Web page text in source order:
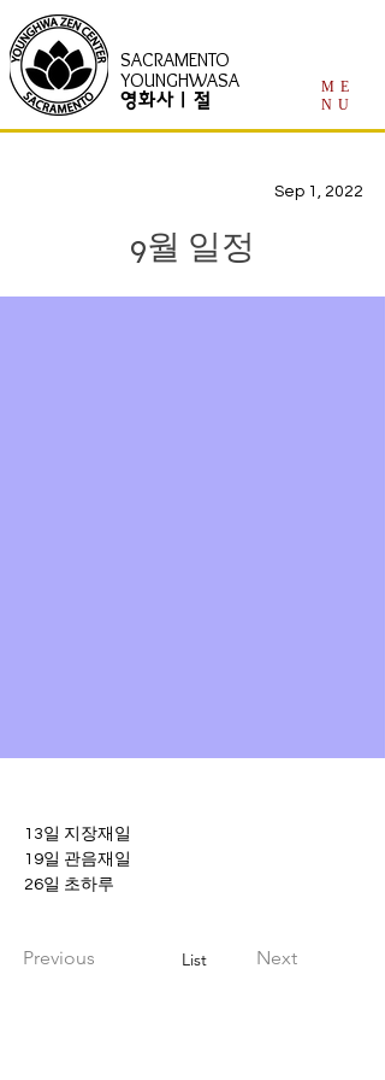
SACRAMENTO
YOUNGHWASA
영화사 | 절
ME
NU
Sep 1, 2022
9월 일정
13일 지장재일
19일 관음재일
26일 초하루
Previous Next
List